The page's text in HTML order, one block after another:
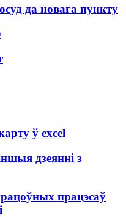
да новага пункту
ў excel
дзеянні з
працэсаў